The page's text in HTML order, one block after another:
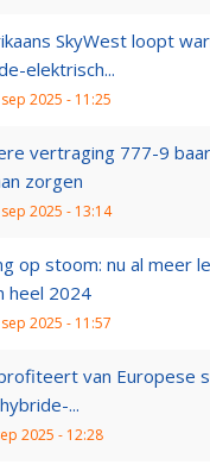
SkyWest loopt
elektrisch...
2025 - 11:25
vertraging 777-9
zorgen
2025 - 13:14
op stoom: nu al meer
heel 2024
2025 - 11:57
van Europese
...
2025 - 12:28